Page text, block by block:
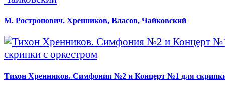
М. Ростропович. Хренников, Власов, Чайковский
Тихон Хренников. Симфония №2 и Концерт №1 для